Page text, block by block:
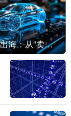
中国汽车出海：从“卖出去”到“走进去”